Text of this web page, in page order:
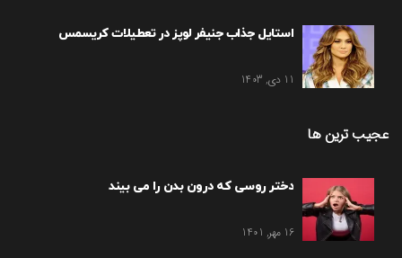
استایل جذاب جنیفر لوپز در تعطیلات کریسمس
11 دی, 1403
عجیب ترین ها
دختر روسی که درون بدن را می بیند
16 مهر, 1401